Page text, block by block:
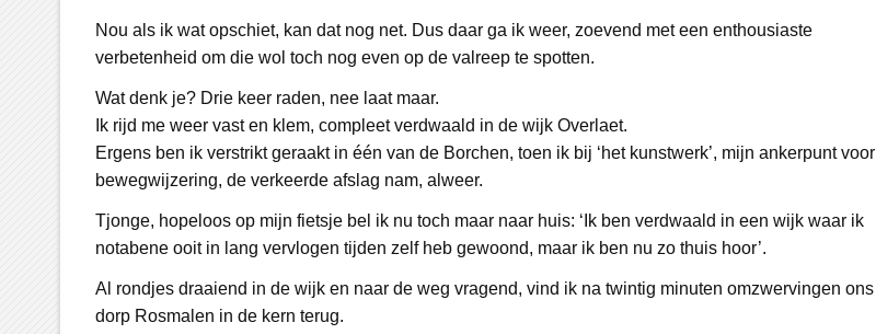
Nou als ik wat opschiet, kan dat nog net. Dus daar ga ik weer, zoevend met een enthousiaste
verbetenheid om die wol toch nog even op de valreep te spotten.
Wat denk je? Drie keer raden, nee laat maar.
Ik rijd me weer vast en klem, compleet verdwaald in de wijk Overlaet.
Ergens ben ik verstrikt geraakt in één van de Borchen, toen ik bij ‘het kunstwerk’, mijn ankerpunt voor
bewegwijzering, de verkeerde afslag nam, alweer.
Tjonge, hopeloos op mijn fietsje bel ik nu toch maar naar huis: ‘Ik ben verdwaald in een wijk waar ik
notabene ooit in lang vervlogen tijden zelf heb gewoond, maar ik ben nu zo thuis hoor’.
Al rondjes draaiend in de wijk en naar de weg vragend, vind ik na twintig minuten omzwervingen ons
dorp Rosmalen in de kern terug.